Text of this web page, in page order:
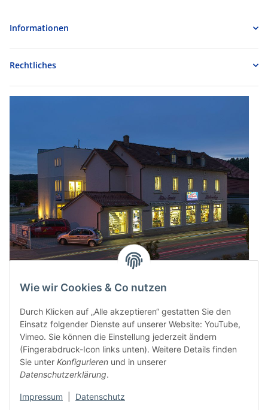
Wie wir Cookies & Co nutzen
Durch Klicken auf „Alle akzeptieren“ gestatten Sie den
Einsatz folgender Dienste auf unserer Website: YouTube,
Vimeo. Sie können die Einstellung jederzeit ändern
(Fingerabdruck-Icon links unten). Weitere Details finden
Sie unter Konfigurieren und in unserer
Datenschutzerklärung.
Impressum Datenschutz
Informationen
Rechtliches